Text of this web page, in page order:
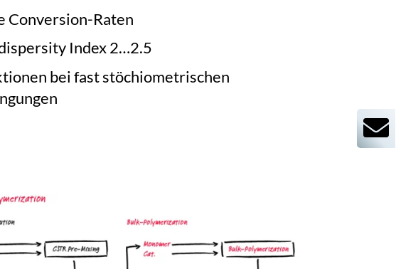
Conversion-Raten
Index 2…2.5
bei fast stöchiometrischen